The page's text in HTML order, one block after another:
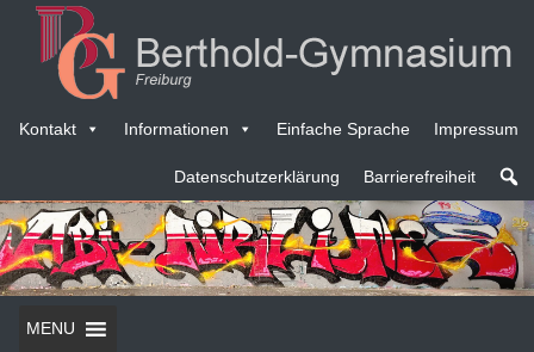
Kontakt Informationen Einfache Sprache Impressum
Datenschutzerklärung Barrierefreiheit
MENU